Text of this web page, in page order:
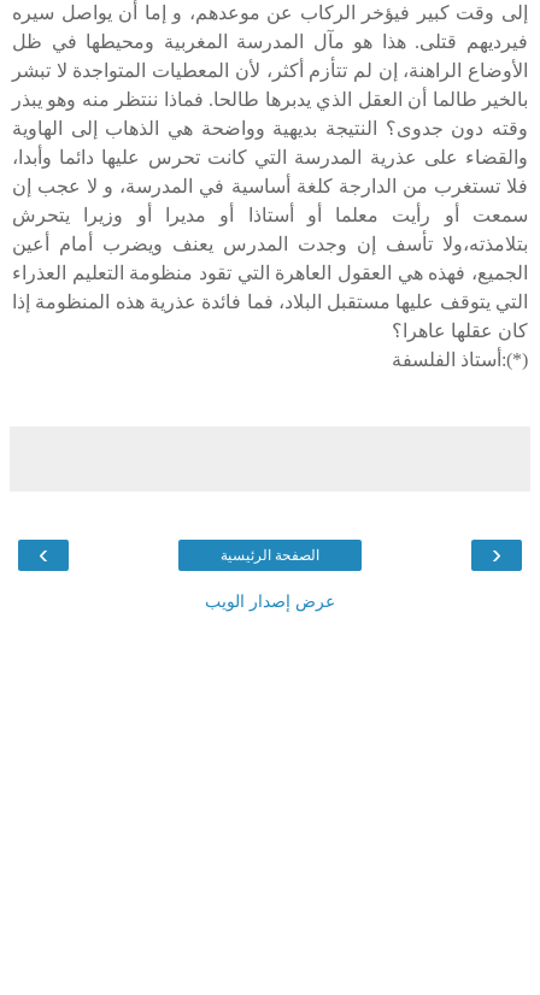
إلى وقت كبير فيؤخر الركاب عن موعدهم، و إما أن يواصل سيره
فيرديهم قتلى. هذا هو مآل المدرسة المغربية ومحيطها في ظل
الأوضاع الراهنة، إن لم تتأزم أكثر، لأن المعطيات المتواجدة لا تبشر
بالخير طالما أن العقل الذي يدبرها طالحا. فماذا ننتظر منه وهو يبذر
وقته دون جدوى؟ النتيجة بديهية وواضحة هي الذهاب إلى الهاوية
والقضاء على عذرية المدرسة التي كانت تحرس عليها دائما وأبدا،
فلا تستغرب من الدارجة كلغة أساسية في المدرسة، و لا عجب إن
سمعت أو رأيت معلما أو أستاذا أو مديرا أو وزيرا يتحرش
بتلامذته،ولا تأسف إن وجدت المدرس يعنف ويضرب أمام أعين
الجميع، فهذه هي العقول العاهرة التي تقود منظومة التعليم العذراء
التي يتوقف عليها مستقبل البلاد، فما فائدة عذرية هذه المنظومة إذا
كان عقلها عاهرا؟
(*):أستاذ الفلسفة
‹
› الصفحة الرئيسية
عرض إصدار الويب